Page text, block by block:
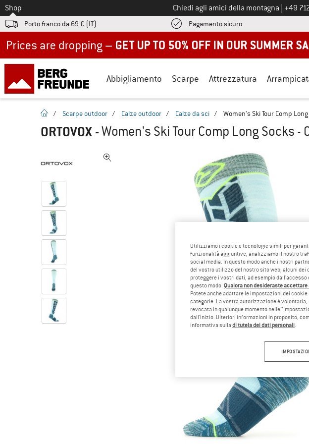
Allo
Shop Chiedi agli amici della montagna +49
Porto franco da 69 € (IT) Pagamento sicuroQui trovi le
Abbigliamento Scarpe Attrezzatura
pagina iniziale
/ Scarpe outdoor / Calze outdoor / Calze da sci / Women's Ski Tour Comp
ORTOVOX -Women's Ski Tour Comp Long Socks -
Utilizziamo i cookie e tecnologie simili per
funzionalità aggiuntive, analizziamo il nostro
social media. In questo modo anche i nostri
del vostro utilizzo del nostro sito web; alcuni dei
proteggere i vostri dati, ad esempio
questo modo. Qualora non desideraste
Potete anche adattare le impostazioni dei
categorie. La vostra autorizzazione è
revocata in qualunque momento nelle
dall'inizio. Ulteriori informazioni in proposito,
informativa sulla di tutela dei dati personali.